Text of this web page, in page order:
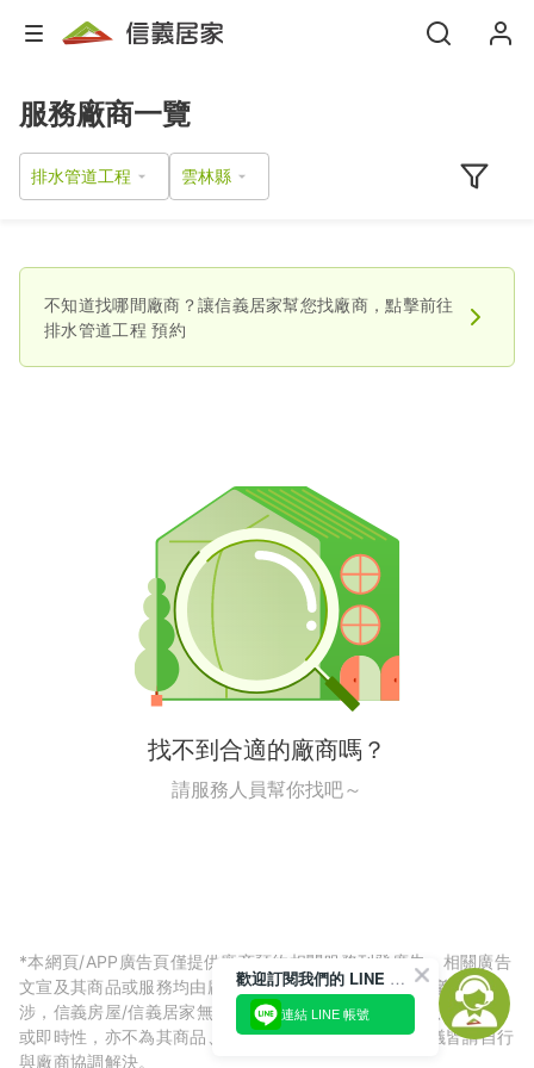
服務廠商一覽
排水管道工程
不知道找哪間廠商？讓信義居家幫您找廠商，點擊前往
排水管道工程 預約
找不到合適的廠商嗎？
請服務人員幫你找吧～
*本網頁/APP廣告頁僅提供廠商預約相關服務刊登廣告，相關廣告
文宣及其商品或服務均由廠商自行提供，與信義房屋/信義居家無
涉，信義房屋/信義居家無法擔保廠商廣告內容的正確性、可信度
或即時性，亦不為其商品、服務品質負責，所生任何爭議皆請自行
與廠商協調解決。
歡迎訂閱我們的 LINE 官方帳號
連結 LINE 帳號